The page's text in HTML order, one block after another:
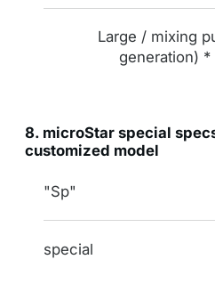
Large / mixing
generation)
8. microStar special
customized model
indication
specifications
"Sp"
special